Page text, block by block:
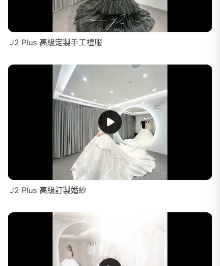
J2 Plus 高級定製手工禮服
J2 Plus 高級訂製婚紗